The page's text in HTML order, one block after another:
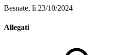
Besnate, lì 23/10/2024
Allegati